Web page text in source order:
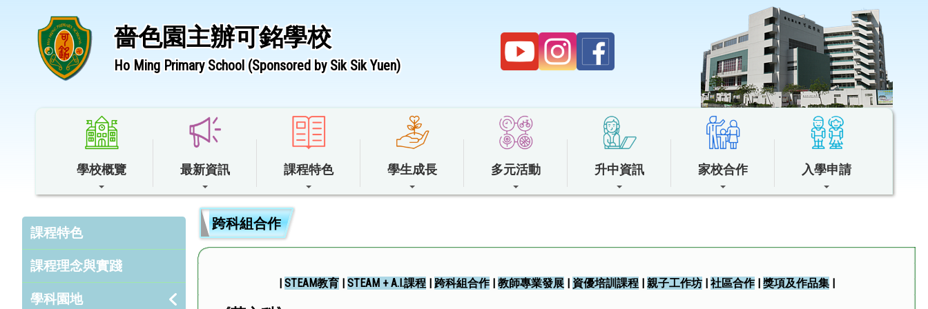
嗇色園主辦可銘學校
Ho Ming Primary School (Sponsored by Sik Sik Yuen)
學校概覽 最新資訊 課程特色 學生成長 多元活動 升中資訊 家校合作 入學申請
課程特色
課程理念與實踐
學科園地
跨科組合作
|STEAM教育 |STEAM + A.I.課程 | 跨科組合作|教師專業發展 | 資優培訓課程 |親子工作坊 |社區合作|獎項及作品集 |